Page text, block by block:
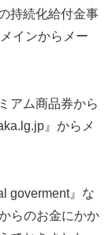
持続化給付金事
インからメー
アム商品券から
』からメ
goverment』な
らのお金にかか